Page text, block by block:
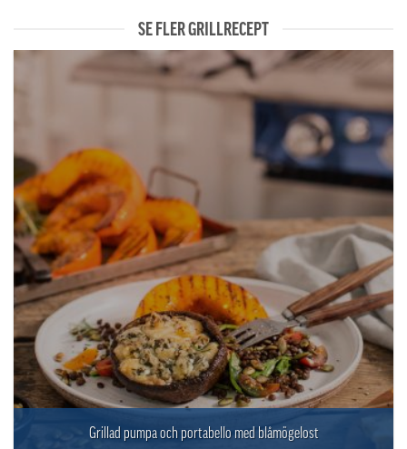
SE FLER GRILLRECEPT
Grillad pumpa och portabello med blåmögelost